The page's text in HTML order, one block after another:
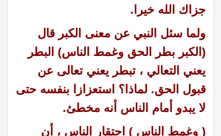
جزاك الله خيرا.
ولما سئل النبي عن معنى الكبر قال
(الكبر بطر الحق وغمط الناس) البطر
يعني التعالي ، تبطر يعني تعالى عن
قبول الحق. لماذا؟ استعزازا بنفسه حتى
لا يبدو أمام الناس أنه مخطئ.
( وغمط الناس ) احتقار الناس ، أن